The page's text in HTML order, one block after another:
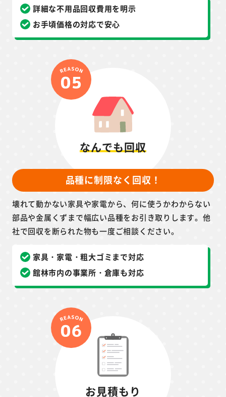
詳細な不用品回収費用を明示
お手頃価格の対応で安心
なんでも回収
品種に制限なく回収！
壊れて動かない家具や家電から、何に使うかわからない
部品や金属くずまで幅広い品種をお引き取りします。他
社で回収を断られた物も一度ご相談ください。
家具・家電・粗大ゴミまで対応
館林市内の事業所・倉庫も対応
お見積もり